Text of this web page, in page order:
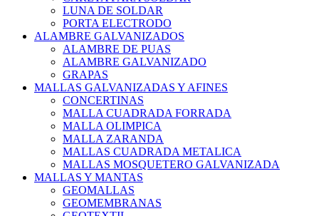
LUNA DE SOLDAR
PORTA ELECTRODO
ALAMBRE GALVANIZADOS
ALAMBRE DE PUAS
ALAMBRE GALVANIZADO
GRAPAS
MALLAS GALVANIZADAS Y AFINES
CONCERTINAS
MALLA CUADRADA FORRADA
MALLA OLIMPICA
MALLA ZARANDA
MALLAS CUADRADA METALICA
MALLAS MOSQUETERO GALVANIZADA
MALLAS Y MANTAS
GEOMALLAS
GEOMEMBRANAS